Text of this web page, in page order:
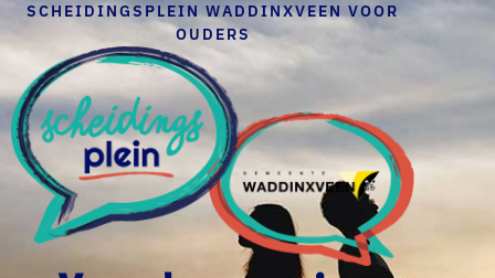
SCHEIDINGSPLEIN WADDINXVEEN VOOR
OUDERS